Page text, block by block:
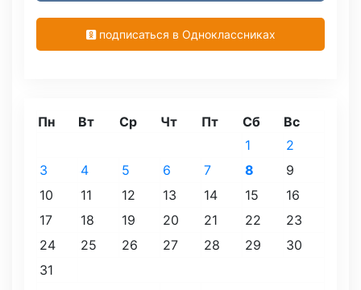
подписаться в Одноклассниках
Пн Вт Ср Чт Пт Сб Вс
1
2
3
4 5 6 7 8
9
10
11 12 13 14 15
16
17
18 19 20 21 22
23
24
25 26 27 28 29
30
31